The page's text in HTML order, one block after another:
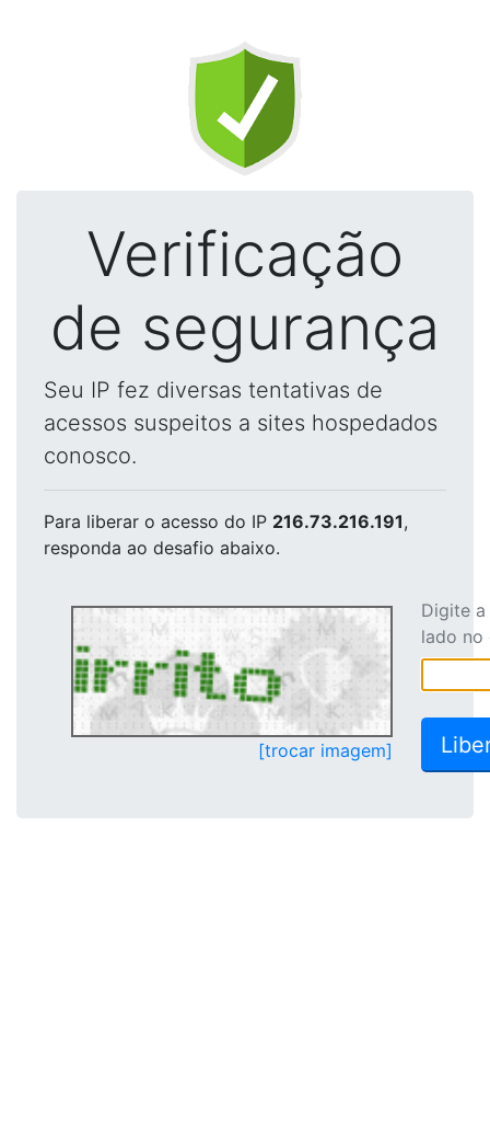
Verificação
de segurança
Seu IP fez diversas tentativas de
acessos suspeitos a sites hospedados
conosco.
Para liberar o acesso do IP 216.73.216.191,
responda ao desafio abaixo.
[trocar imagem]
Digite
lado no